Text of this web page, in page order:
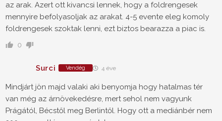
az arak. Azert ott kivancsi lennek, hogy a foldrengesek
mennyire befolyasoljak az arakat. 4-5 evente eleg komoly
foldrengesek szoktak lenni, ezt biztos bearazza a piac is.
0
Surci Vendég 4 éve
Mindjárt jön majd valaki aki benyomja hogy hatalmas tér
van még az árnövekedésre, mert sehol nem vagyunk
Prágától, Bécstől meg Berlintől. Hogy ott a mediánbér nem